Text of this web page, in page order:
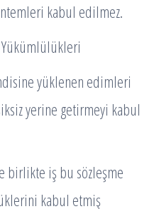
kabul edilmez.
Yükümlülükleri
yüklenen edimleri
yerine getirmeyi kabul
birlikte iş bu sözleşme
kabul etmiş